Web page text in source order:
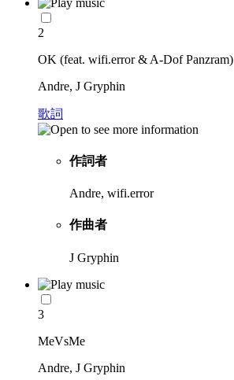
2
OK (feat. wifi.error & A-Dof Panzram)
Andre, J Gryphin
歌詞
作詞者
Andre, wifi.error
作曲者
J Gryphin
3
MeVsMe
Andre, J Gryphin